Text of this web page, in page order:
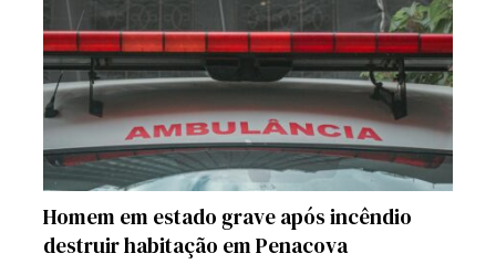
Homem em estado grave após incêndio
destruir habitação em Penacova